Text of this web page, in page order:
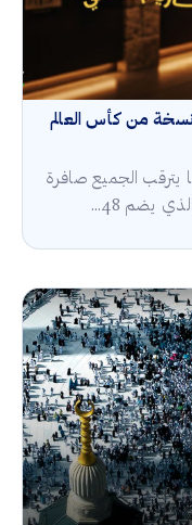
يترقب الجميع صافرة